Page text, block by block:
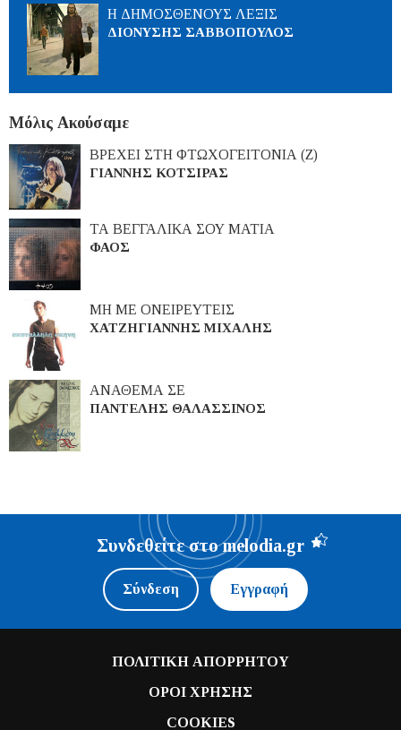
Η ΔΗΜΟΣΘΕΝΟΥΣ ΛΕΞΙΣ
ΔΙΟΝΥΣΗΣ ΣΑΒΒΟΠΟΥΛΟΣ
Μόλις Ακούσαμε
ΒΡΕΧΕΙ ΣΤΗ ΦΤΩΧΟΓΕΙΤΟΝΙΑ (Ζ)
ΓΙΑΝΝΗΣ ΚΟΤΣΙΡΑΣ
ΤΑ ΒΕΓΓΑΛΙΚΑ ΣΟΥ ΜΑΤΙΑ
ΦΑΟΣ
ΜΗ ΜΕ ΟΝΕΙΡΕΥΤΕΙΣ
ΧΑΤΖΗΓΙΑΝΝΗΣ ΜΙΧΑΛΗΣ
ΑΝΑΘΕΜΑ ΣΕ
ΠΑΝΤΕΛΗΣ ΘΑΛΑΣΣΙΝΟΣ
Συνδεθείτε στο melodia.gr
Σύνδεση Εγγραφή
ΠΟΛΙΤΙΚΗ ΑΠΟΡΡΗΤΟΥ
ΟΡΟΙ ΧΡΗΣΗΣ
COOKIES